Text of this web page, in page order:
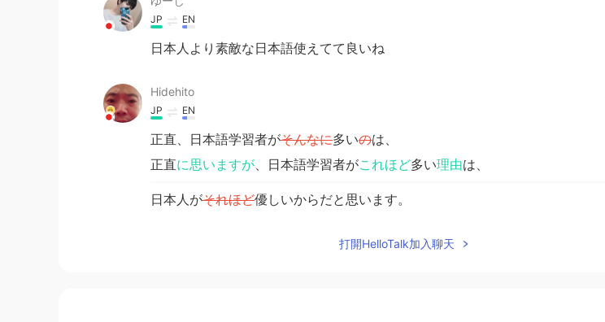
JP EN
日本人より素敵な日本語使えてて良いね
Hidehito
JP EN
正直、日本語学習者がそんなに多いのは、
正直に思いますが、日本語学習者がこれほど多い理由は、
日本人がそれほど優しいからだと思います。
打開HelloTalk加入聊天